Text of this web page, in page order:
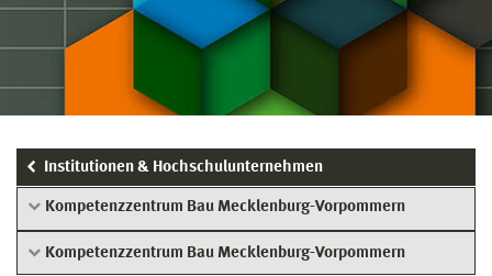
Institutionen & Hochschulunternehmen
Kompetenzzentrum Bau Mecklenburg-Vorpommern
Kompetenzzentrum Bau Mecklenburg-Vorpommern